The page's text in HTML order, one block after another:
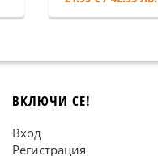
ВКЛЮЧИ СЕ!
Вход
Регистрация